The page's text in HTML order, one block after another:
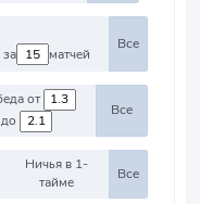
за
матчей
Все
Победа от
до
Все
Ничья в 1-
тайме
Все